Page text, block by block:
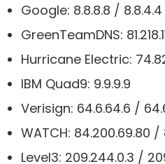
Google: 8.8.8.8 / 8.8.4.4
GreenTeamDNS:
Hurricane Electric:
IBM Quad9: 9.9.9.9
Verisign: 64.6.64.6 /
WATCH: 84.200.69.80 /
Level3: 209.244.0.3 /